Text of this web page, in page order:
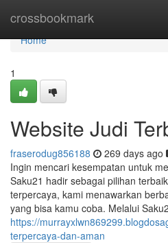
crossbookmark
Home
Home
1
Website Judi
fraserodug856188 269 days ago
Ingin mencari kesempatan untuk
Saku21 hadir sebagai pilihan
terpercaya, kami menawarkan
yang bisa kamu coba. Melalui
https://
terpercaya-dan-aman